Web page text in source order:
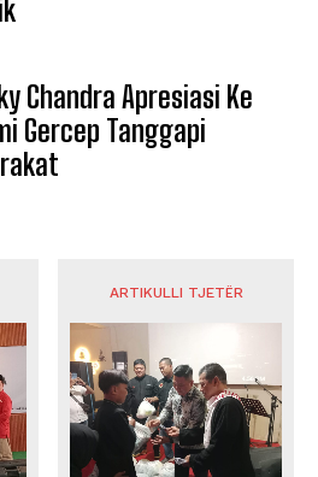
Chandra Apresiasi Ke
Gercep Tanggapi
ARTIKULLI TJETËR